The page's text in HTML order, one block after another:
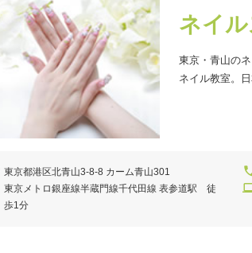
ネイ
東京・青山の
ネイル教室。
東京都港区北青山3-8-8 カーム青山301
東京メトロ銀座線半蔵門線千代田線 表参道駅 徒
歩1分